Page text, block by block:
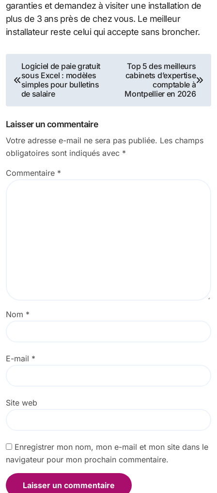
garanties et demandez à visiter une installation de
plus de 3 ans près de chez vous. Le meilleur
installateur reste celui qui accepte sans broncher.
Navigation
de
l’article
Logiciel de paie gratuit
sous Excel : modèles
simples pour bulletins
de salaire
Top 5 des meilleurs
cabinets d’expertise
comptable à
Montpellier en 2026
Laisser un commentaire
Votre adresse e-mail ne sera pas publiée. Les champs
obligatoires sont indiqués avec *
Commentaire *
Nom *
E-mail *
Site web
Enregistrer mon nom, mon e-mail et mon site dans le
navigateur pour mon prochain commentaire.